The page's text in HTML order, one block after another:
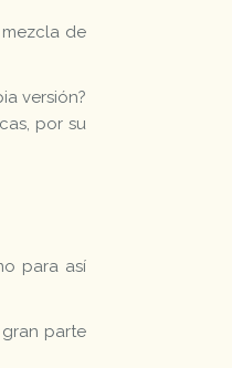
de
versión?
por su
para así
parte